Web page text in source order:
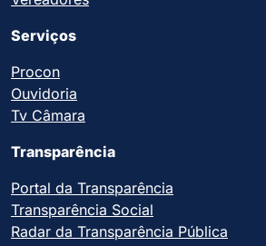
Serviços
Procon
Ouvidoria
Tv Câmara
Transparência
Portal da Transparência
Transparência Social
Radar da Transparência Pública